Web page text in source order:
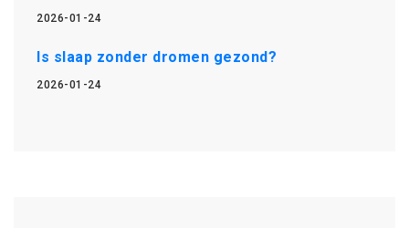
2026-01-24
Is slaap zonder dromen gezond?
2026-01-24